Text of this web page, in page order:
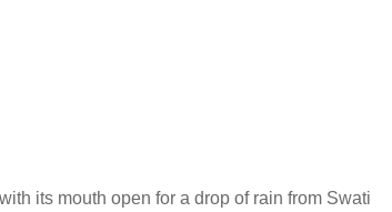
its mouth open for a drop of rain from Swati